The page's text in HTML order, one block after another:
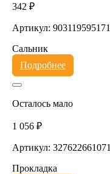
342 ₽
Артикул: 903119595171
Сальник
Подробнее
Осталось мало
1 056 ₽
Артикул: 327622661071
Прокладка